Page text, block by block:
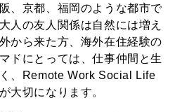
、京都、福岡のような都市で
人の友人関係は自然には増え
から来た方、海外在住経験の
ドにとっては、仕事仲間と生
、Remote Work Social Life
大切になります。